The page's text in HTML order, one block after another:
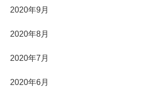
2020年9月
2020年8月
2020年7月
2020年6月